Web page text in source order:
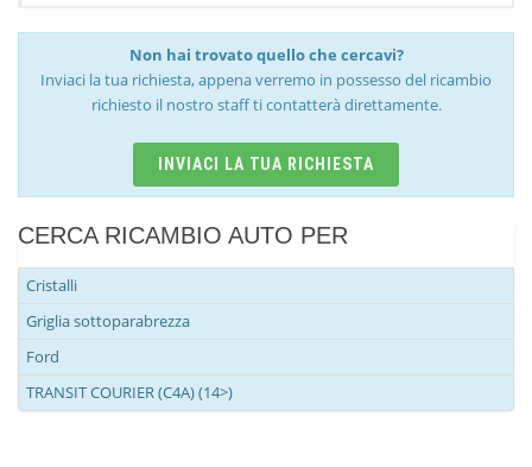
Non hai trovato quello che cercavi?
Inviaci la tua richiesta, appena verremo in possesso del ricambio
richiesto il nostro staff ti contatterà direttamente.
INVIACI LA TUA RICHIESTA
CERCA RICAMBIO AUTO PER
Cristalli
Griglia sottoparabrezza
Ford
TRANSIT COURIER (C4A) (14>)